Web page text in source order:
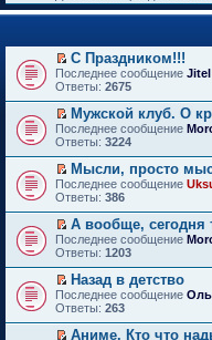
п
в
о
м
у
н
е
п
р
о
ч
и
т
а
н
н
о
м
у
с
о
о
б
р
е
т
и
к
п
р
в
о
м
у
н
е
п
р
о
ч
и
т
а
н
н
о
м
П
е
е
й
т
и
к
п
е
р
в
о
м
у
н
е
п
р
о
ч
С Праздником!!!
Последнее сообщение Jitel
Ответы: 2675
П
е
е
й
т
и
к
п
е
р
в
о
м
у
н
е
Мужской клуб. О
Последнее сообщение
Ответы: 3224
П
е
е
й
т
и
к
п
е
р
в
Мысли, просто
Последнее сообщение
Ответы: 386
П
е
е
й
т
и
к
А вообще, сегодня
Последнее сообщение
Ответы: 1203
П
е
е
Назад в детство
Последнее сообщение
Ответы: 263
Аниме. Кто что